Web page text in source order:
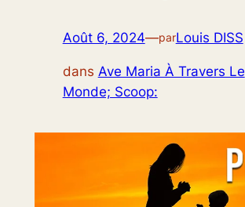
Août 6, 2024—parLouis DISS
dans Ave Maria À Travers Le
Monde; Scoop: